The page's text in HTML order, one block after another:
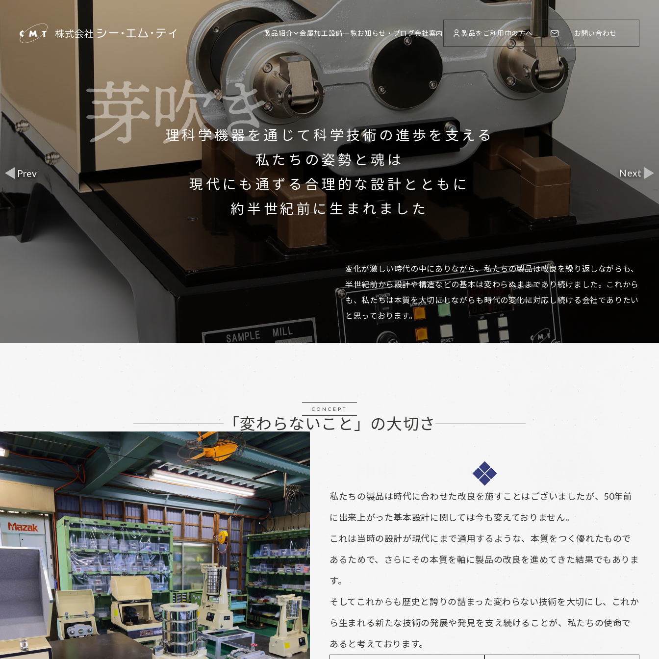
製品紹介 金属加工設備一覧お知らせ・ブログ会社案内 製品をご利用中の方へ お問い合わせ
会
シ
ー・
エ
ム・
テ
ィ
理科学機器を通じて科学技術の進歩を支える
私たちの姿勢と魂は
現代にも通ずる合理的な設計とともに
約半世紀前に生まれました
時代は変わり、世代は変わり
製品もニーズに合わせて改良を重ね
それでも私たちの製品とその設計の基本は
変わらず受け継がれてきました​​​​​​​
変化が激しい時代の中にありながら、私たちの製品は改良を繰り返しながらも、
半世紀前から設計や構造などの基本は変わらぬままであり続けました。これから
も、私たちは本質を大切にしながらも時代の変化に対応し続ける会社でありたい
と思っております。
CONCEPT
「変わらないこと」の大切さ
私たちの製品は時代に合わせた改良を施すことはございましたが、50年前
に出来上がった基本設計に関しては今も変えておりません。
これは当時の設計が現代にまで通用するような、本質をつく優れたもので
あるためで、さらにその本質を軸に製品の改良を進めてきた結果でもありま
す。
そしてこれからも歴史と誇りの詰まった変わらない技術を大切にし、これか
ら生まれる新たな技術の発展や発見を支え続けることが、私たちの使命で
あると考えております。